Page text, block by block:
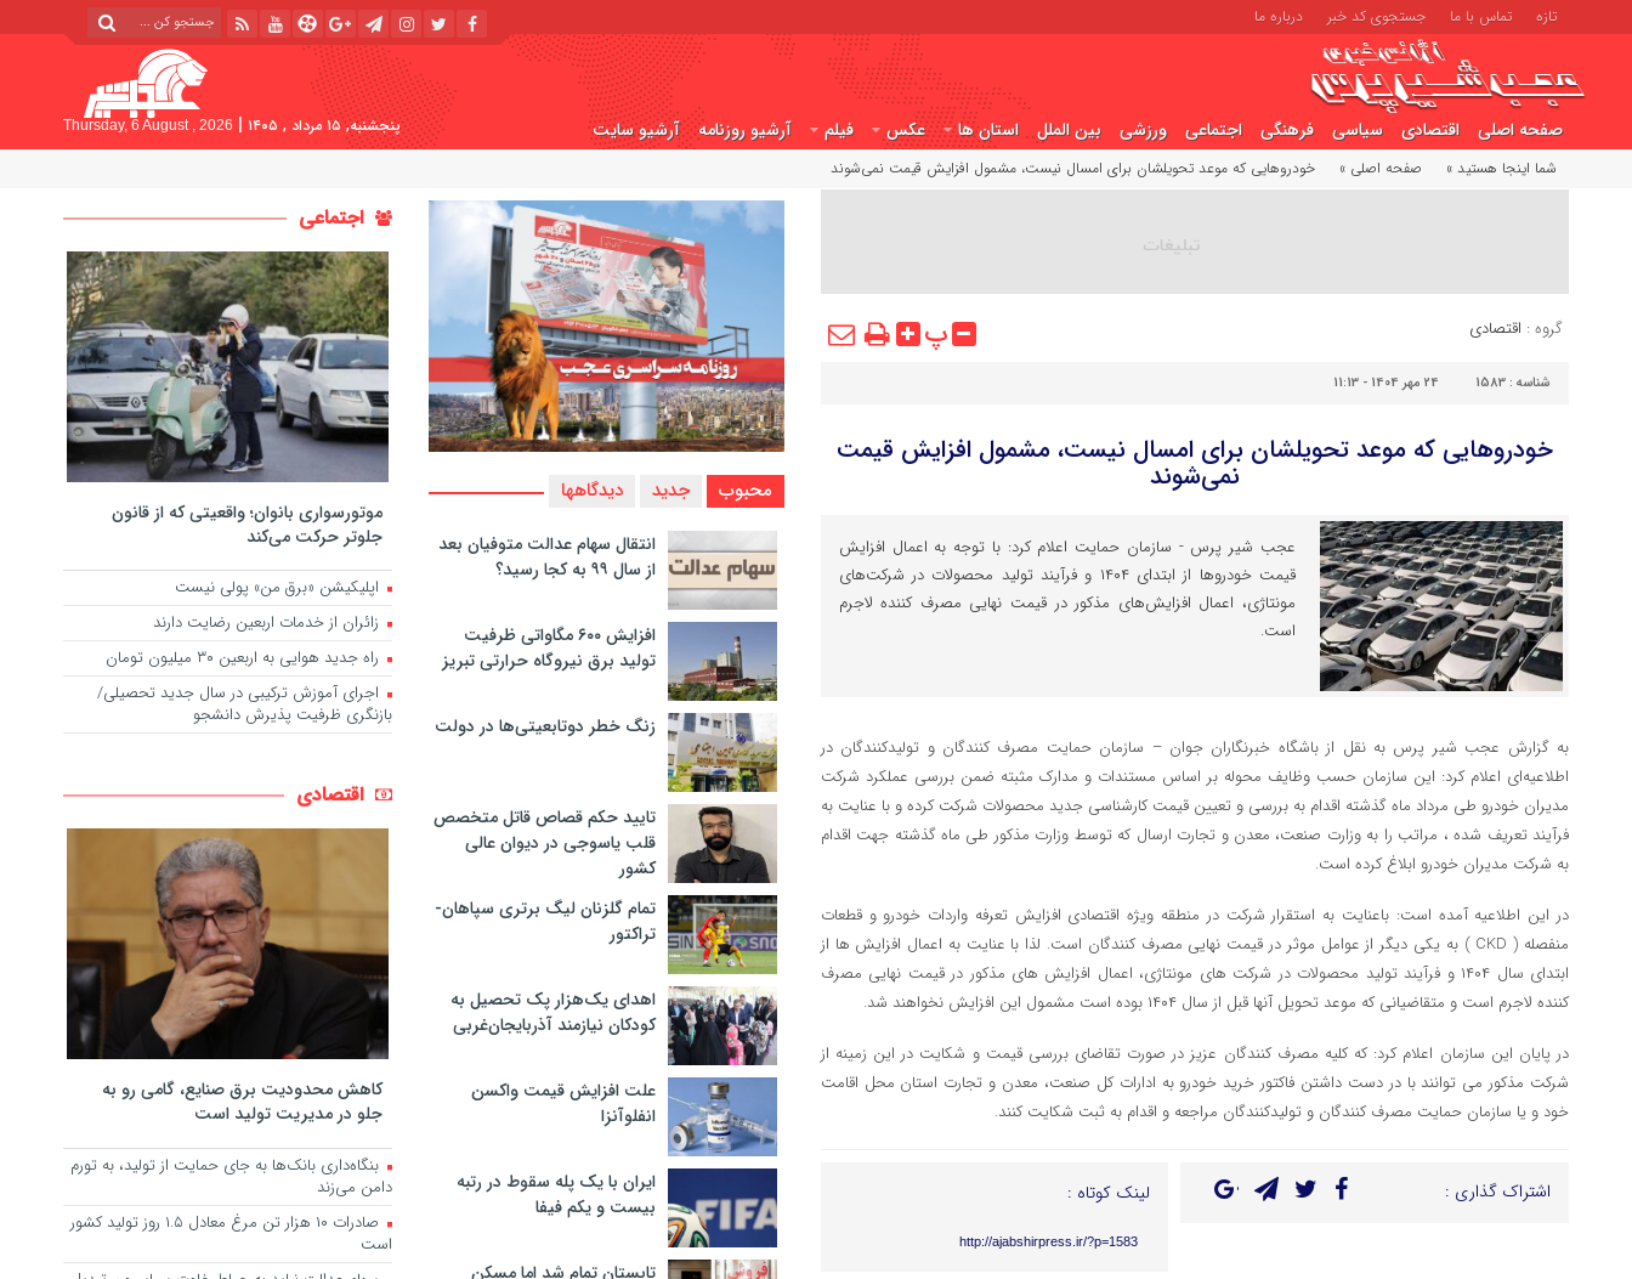
تازه تماس با ما جستجوی کد خبر درباره ما
صفحه اصلی اقتصادی سیاسی فرهنگی اجتماعی ورزشی بین الملل استان ها عکس فیلم آرشیو روزنامه آرشیو سایت پنجشنبه, ۱۵ مرداد , ۱۴۰۵ |
Thursday, 6 August , 2026
شما اینجا هستید » صفحه اصلی » خودرو‌هایی که موعد تحویلشان برای امسال نیست، مشمول افزایش قیمت نمی‌شوند
گروه : اقتصادی پ
شناسه : 1583 24 مهر 1404 - 11:13
خودرو‌هایی که موعد تحویلشان برای امسال نیست، مشمول افزایش قیمت
نمی‌شوند
عجب شیر پرس - سازمان حمایت اعلام کرد: با توجه به اعمال افزایش‌
قیمت خودروها از ابتدای ۱۴۰۴ و فرآیند تولید محصولات در شرکت‌های
مونتاژی، اعمال افزایش‌های مذکور در قیمت نهایی مصرف کننده لاجرم
است.
به گزارش عجب شیر پرس به نقل از باشگاه خبرنگاران جوان – سازمان حمایت مصرف کنندگان و تولیدکنندگان در
اطلاعیه‌ای اعلام کرد: این سازمان حسب وظایف محوله بر اساس مستندات و مدارک مثبته ضمن بررسی عملکرد شرکت
مدیران خودرو طی مرداد ماه گذشته اقدام به بررسی و تعیین قیمت کارشناسی جدید محصولات شرکت کرده و با عنایت به
فرآیند تعریف شده ، مراتب را به وزارت صنعت، معدن و تجارت ارسال که توسط وزارت مذکور طی ماه گذشته جهت اقدام
به شرکت مدیران خودرو ابلاغ کرده است.
در این اطلاعیه آمده است: باعنایت به استقرار شرکت در منطقه ویژه اقتصادی افزایش تعرفه واردات خودرو و قطعات
منفصله ( CKD ) به یکی دیگر از عوامل موثر در قیمت نهایی مصرف کنندگان است. لذا با عنایت به اعمال افزایش ها از
ابتدای سال ۱۴۰۴ و فرآیند تولید محصولات در شرکت های مونتاژی، اعمال افزایش های مذکور در قیمت نهایی مصرف
کننده لاجرم است و متقاضیانی که موعد تحویل آنها قبل از سال ۱۴۰۴ بوده است مشمول این افزایش نخواهند شد.
در پایان این سازمان اعلام کرد: که کلیه مصرف کنندگان عزیز در صورت تقاضای بررسی قیمت و شکایت در این زمینه از
شرکت مذکور می توانند با در دست داشتن فاکتور خرید خودرو به ادارات کل صنعت، معدن و تجارت استان محل اقامت
خود و یا سازمان حمایت مصرف کنندگان و تولیدکنندگان مراجعه و اقدام به ثبت شکایت کنند.
اشتراک گذاری : لینک کوتاه :
http://ajabshirpress.ir/?p=1583
محبوب جدید دیدگاهها
انتقال سهام عدالت متوفیان بعد
از سال ۹۹ به کجا رسید؟
افزایش ۶۰۰ مگاواتی ظرفیت
تولید برق نیروگاه حرارتی تبریز
زنگ خطر دوتابعیتی‌ها در دولت
تایید حکم قصاص قاتل متخصص
قلب یاسوجی در دیوان عالی
کشور
تمام گلزنان لیگ‌ برتری سپاهان-
تراکتور
اهدای یک‌هزار پک تحصیل به
کودکان نیازمند آذربایجان‌غربی
علت افزایش قیمت واکسن
انفلوآنزا
ایران با یک پله سقوط در رتبه
بیست و یکم فیفا
تابستان تمام شد اما مسکن
اجتماعی
موتورسواری بانوان؛ واقعیتی که از قانون
جلوتر حرکت می‌کند
اپلیکیشن «برق من» پولی نیست
زائران از خدمات اربعین رضایت دارند
راه جدید هوایی به اربعین ۳۰ میلیون تومان
اجرای آموزش ترکیبی در سال جدید تحصیلی/
بازنگری ظرفیت پذیرش دانشجو
اقتصادی
کاهش محدودیت برق صنایع، گامی رو به
جلو در مدیریت تولید است
بنگاه‌داری بانک‌ها به جای حمایت از تولید، به تورم
دامن می‌زند
صادرات ۱۰ هزار تن مرغ معادل ۱.۵ روز تولید کشور
است